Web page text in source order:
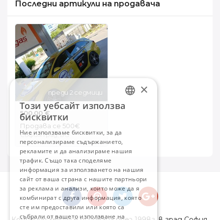
Последни артикули на продавача
преди 2 седмици
500.00 €
Продава се 500€
София Град, BG
BULGARIAN
×
Този уебсайт използва
бисквитки
Ние използваме бисквитки, за да
персонализираме съдържанието,
рекламите и да анализираме нашия
трафик. Също така споделяме
информация за използването на нашия
сайт от ваша страна с нашите партньори
за реклама и анализи, които може да я
комбинират с друга информация, която
сте им предоставили или която са
събрали от вашето използване на